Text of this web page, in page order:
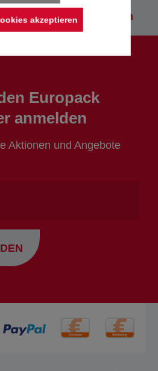
Kataloge entdecken
Europack
anmelden
Aktionen und Angebote
akzeptieren